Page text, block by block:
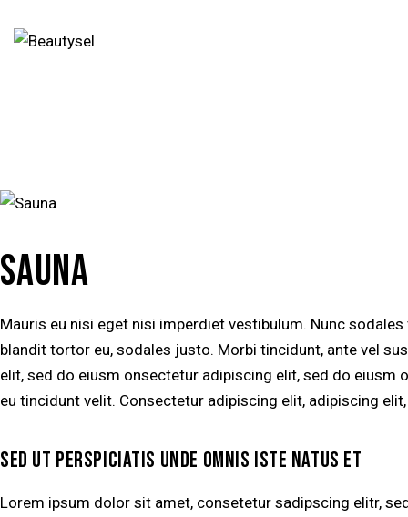
SAUNA
Mauris eu nisi eget nisi imperdiet vestibulum. Nunc
blandit tortor eu, sodales justo. Morbi tincidunt, ante vel
elit, sed do eiusm onsectetur adipiscing elit, sed do eiusm
eu tincidunt velit. Consectetur adipiscing elit, adipiscing
SED UT PERSPICIATIS UNDE OMNIS ISTE NATUS ET
Lorem ipsum dolor sit amet, consetetur sadipscing elitr,